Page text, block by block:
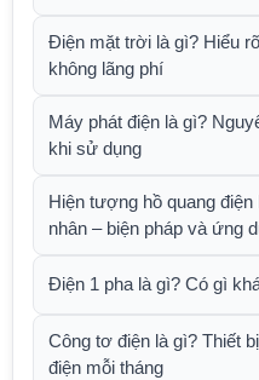
Điện mặt trời là gì? Hiểu
không lãng phí
Máy phát điện là gì?
khi sử dụng
Hiện tượng hồ quang
nhân – biện pháp và ứng
Điện 1 pha là gì? Có gì
Công tơ điện là gì? Thiết
điện mỗi tháng